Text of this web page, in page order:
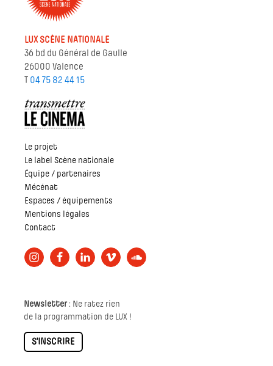
LUX SCÈNE NATIONALE
36 bd du Général de Gaulle
26000 Valence
T 04 75 82 44 15
Le projet
Le label Scène nationale
Équipe / partenaires
Mécénat
Espaces / équipements
Mentions légales
Contact
Newsletter: Ne ratez rien
de la programmation de LUX !
S'INSCRIRE